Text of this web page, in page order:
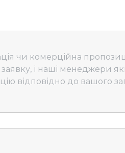
чи комерційна
заявку, і наші менеджери
відповідно до вашого